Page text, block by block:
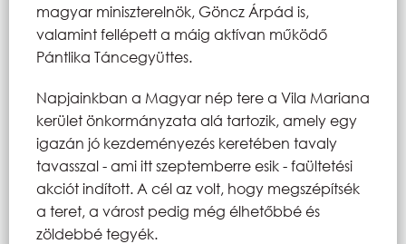
magyar miniszterelnök, Göncz Árpád is,
valamint fellépett a máig aktívan működő
Pántlika Táncegyüttes.
Napjainkban a Magyar nép tere a Vila Mariana
kerület önkormányzata alá tartozik, amely egy
igazán jó kezdeményezés keretében tavaly
tavasszal - ami itt szeptemberre esik - faültetési
akciót indított. A cél az volt, hogy megszépítsék
a teret, a várost pedig még élhetőbbé és
zöldebbé tegyék.